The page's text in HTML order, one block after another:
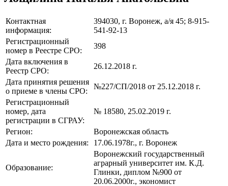
Контактная
информация:
394030, г. Воронеж, а/я 45; 8-915-
541-92-13
Регистрационный
номер в Реестре СРО:
398
Дата включения в
Реестр СРО:
26.12.2018 г.
Дата принятия решения
о приеме в члены СРО:
№227/СП/2018 от 25.12.2018 г.
Регистрационный
номер, дата
регистрации в СГРАУ:
№ 18580, 25.02.2019 г.
Регион:
Воронежская область
Дата и место рождения:
17.06.1978г., г. Воронеж
Образование:
Воронежский государственный
аграрный университет им. К.Д.
Глинки, диплом №900 от
20.06.2000г., экономист